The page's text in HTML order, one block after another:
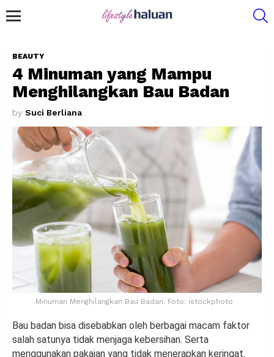
BEAUTY
4 Minuman yang Mampu
Menghilangkan Bau Badan
by Suci Berliana
Minuman Menghilangkan Bau Badan. Foto: istockphoto
Bau badan bisa disebabkan oleh berbagai macam faktor
salah satunya tidak menjaga kebersihan. Serta
menggunakan pakaian yang tidak menerapkan keringat.